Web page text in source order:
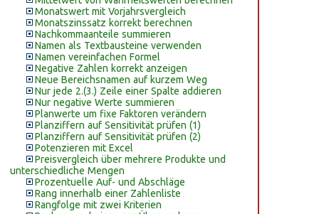
Monatswert mit Vorjahrsvergleich
Monatszinssatz korrekt berechnen
Nachkommaanteile summieren
Namen als Textbausteine verwenden
Namen vereinfachen Formel
Negative Zahlen korrekt anzeigen
Neue Bereichsnamen auf kurzem Weg
Nur jede 2.(3.) Zeile einer Spalte addieren
Nur negative Werte summieren
Planwerte um fixe Faktoren verändern
Planziffern auf Sensitivität prüfen (1)
Planziffern auf Sensitivität prüfen (2)
Potenzieren mit Excel
Preisvergleich über mehrere Produkte und
unterschiedliche Mengen
Prozentuelle Auf- und Abschläge
Rang innerhalb einer Zahlenliste
Rangfolge mit zwei Kriterien